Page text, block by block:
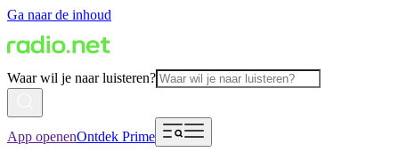
Ga naar de inhoud
Waar wil je naar luisteren?
App openenOntdek Prime